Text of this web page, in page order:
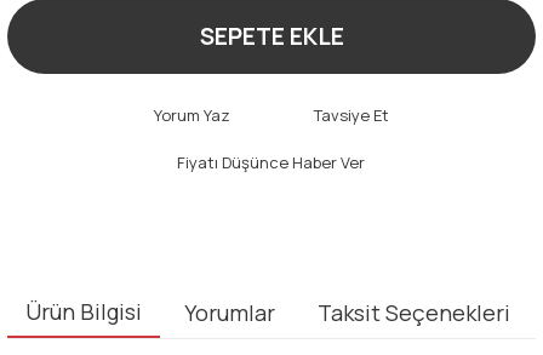
SEPETE EKLE
Yorum Yaz Tavsiye Et
Fiyatı Düşünce Haber Ver
Ürün Bilgisi Yorumlar Taksit Seçenekleri